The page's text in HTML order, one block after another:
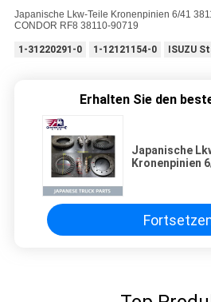
Japanische Lkw-Teile Kronenpinien 6/41
CONDOR RF8 38110-90719
1-31220291-0 1-12121154-0 ISUZU
Erhalten Sie den
Japanische
Kronenpinien